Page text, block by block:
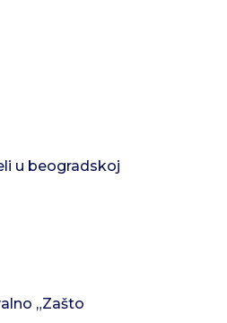
u beogradskoj
„Zašto